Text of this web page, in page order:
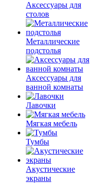
Аксессуары для
столов
Металлические
подстолья
Аксессуары для
ванной комнаты
Лавочки
Мягкая мебель
Тумбы
Акустические
экраны